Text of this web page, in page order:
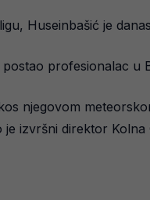
Huseinbašić je
profesionalac u
njegovom
izvršni direktor Kolna